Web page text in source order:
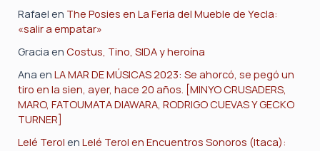
Rafael en The Posies en La Feria del Mueble de Yecla:
«salir a empatar»
Gracia enCostus, Tino, SIDA y heroína
Ana enLA MAR DE MÚSICAS 2023: Se ahorcó, se pegó un
tiro en la sien, ayer, hace 20 años. [MINYO CRUSADERS,
MARO, FATOUMATA DIAWARA, RODRIGO CUEVAS Y GECKO
TURNER]
Lelé Terol enLelé Terol en Encuentros Sonoros (Itaca):